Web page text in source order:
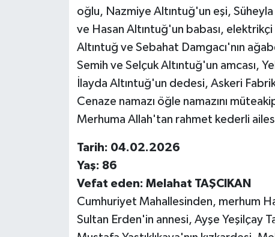
oğlu, Nazmiye Altıntuğ'un eşi,
ve Hasan Altıntuğ'un babası,
Altıntuğ ve Sebahat Damgacı'nın
Semih ve Selçuk Altıntuğ'un amcası,
İlayda Altıntuğ'un dedesi, Askeri
Cenaze namazı öğle namazını
Merhuma Allah'tan rahmet kederli
Tarih: 04.02.2026
Yaş: 86
Vefat eden: Melahat TAŞCIKAN
Cumhuriyet Mahallesinden, merhum
Sultan Erden'in annesi, Ayşe Yeşilçay